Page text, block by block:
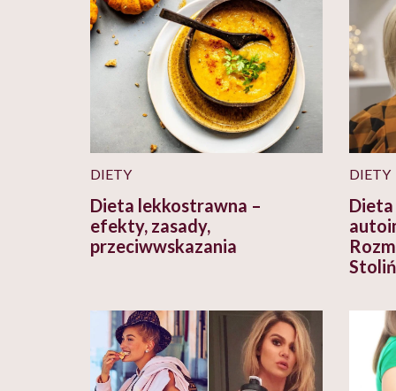
DIETY
Dieta lekkostrawna –
efekty, zasady,
przeciwwskazania
DIETY